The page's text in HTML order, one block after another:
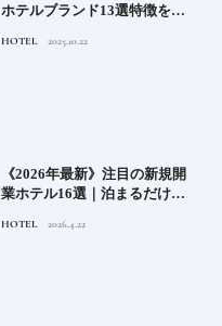
ホテルブランド13選特徴を知
満喫｜ホテルブランド大解剖
HOTEL 2025.10.22
《2026年最新》注目の新規開
業ホテル16選｜泊まるだけで
ル
HOTEL 2026.4.22